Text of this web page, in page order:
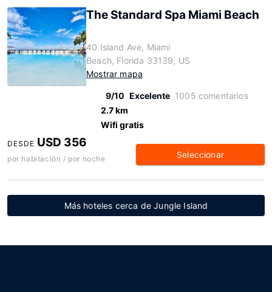
The Standard Spa Miami Beach
40 Island Ave, Miami
Beach, Florida 33139, US
Mostrar mapa
9/10 Excelente 1005 comentarios
2.7 km
Wifi gratis
DESDE USD 356
por habitación / por noche Seleccionar
Más hoteles cerca de Jungle Island